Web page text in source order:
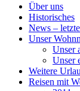
Über uns
Historisches
News –
Unser
Unser
Unser
Weitere
Reisen mit